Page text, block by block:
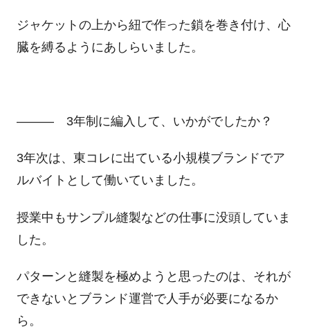
ジャケットの上から紐で作った鎖を巻き付け、心
臓を縛るようにあしらいました。
――― 3年制に編入して、いかがでしたか？
3年次は、東コレに出ている小規模ブランドでア
ルバイトとして働いていました。
授業中もサンプル縫製などの仕事に没頭していま
した。
パターンと縫製を極めようと思ったのは、それが
できないとブランド運営で人手が必要になるか
ら。